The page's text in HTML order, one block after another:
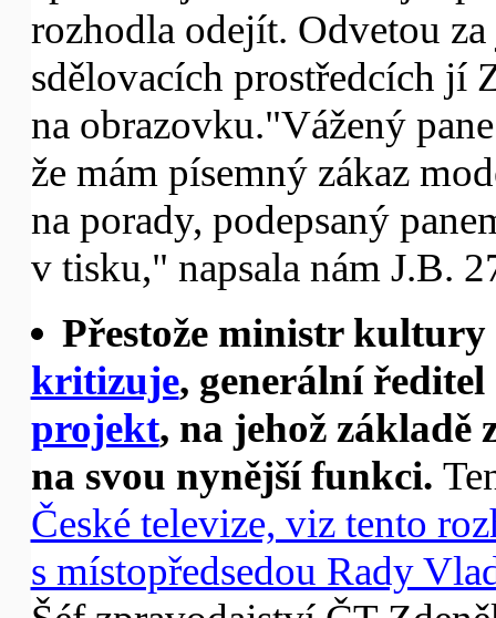
rozhodla odejít. Odvetou
sdělovacích prostředcích jí
na obrazovku."Vážený
že mám písemný zákaz
na porady, podepsaný
v tisku," napsala nám J.B.
Přestože ministr kultury
kritizuje, generální
projekt, na jehož základě
na svou nynější funkci.
České televize, viz tento
s místopředsedou Rady